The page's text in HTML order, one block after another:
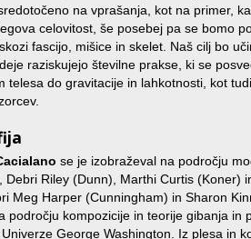
na vprašanja, kot na primer,
celovitost, še posebej pa se bomo
fascijo, mišice in skelet. Naš cilj bo
raziskujejo številne prakse, ki se
telesa do gravitacije in lahkotnosti, kot
se je izobraževal na področju
Debri Riley (Dunn), Marthi Curtis (Koner)
Meg Harper (Cunningham) in Sharon
področju kompozicije in teorije gibanja in
George Washington. Iz plesa in